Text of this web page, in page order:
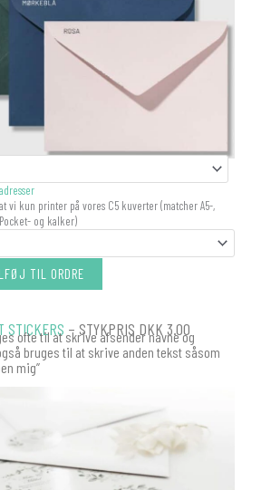
vi kun printer på vores C5 kuverter (matcher A5-,
og kalker)
TIL ORDRE
STICKERS – STYKPRIS DKK 3.00
ofte til at skrive afsender navne og
bruges til at skrive anden tekst såsom
mig”